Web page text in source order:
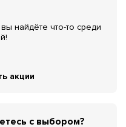
найдёте что-то среди
акции
с выбором?